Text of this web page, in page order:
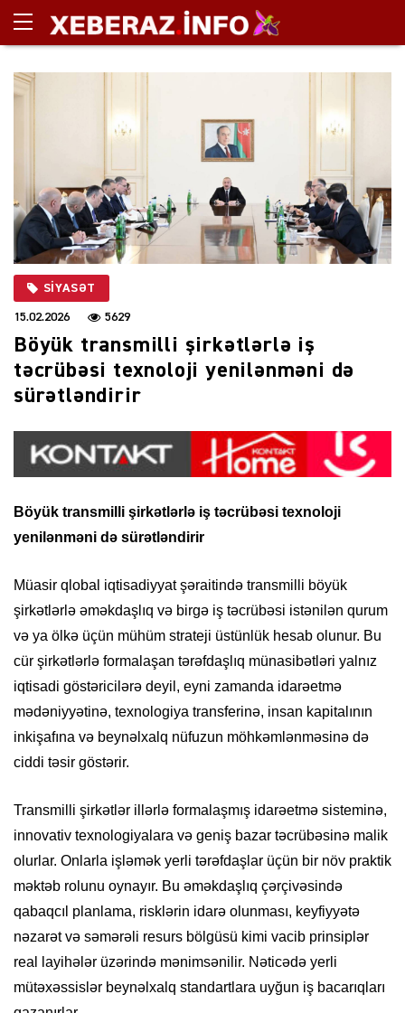
SIYASƏT
15.02.2026 5629
Böyük transmilli şirkətlərlə iş
təcrübəsi texnoloji yenilənməni də
sürətləndirir
Böyük transmilli şirkətlərlə iş təcrübəsi texnoloji
yenilənməni də sürətləndirir
Müasir qlobal iqtisadiyyat şəraitində transmilli böyük
şirkətlərlə əməkdaşlıq və birgə iş təcrübəsi istənilən qurum
və ya ölkə üçün mühüm strateji üstünlük hesab olunur. Bu
cür şirkətlərlə formalaşan tərəfdaşlıq münasibətləri yalnız
iqtisadi göstəricilərə deyil, eyni zamanda idarəetmə
mədəniyyətinə, texnologiya transferinə, insan kapitalının
inkişafına və beynəlxalq nüfuzun möhkəmlənməsinə də
ciddi təsir göstərir.
Transmilli şirkətlər illərlə formalaşmış idarəetmə sisteminə,
innovativ texnologiyalara və geniş bazar təcrübəsinə malik
olurlar. Onlarla işləmək yerli tərəfdaşlar üçün bir növ praktik
məktəb rolunu oynayır. Bu əməkdaşlıq çərçivəsində
qabaqcıl planlama, risklərin idarə olunması, keyfiyyətə
nəzarət və səmərəli resurs bölgüsü kimi vacib prinsiplər
real layihələr üzərində mənimsənilir. Nəticədə yerli
mütəxəssislər beynəlxalq standartlara uyğun iş bacarıqları